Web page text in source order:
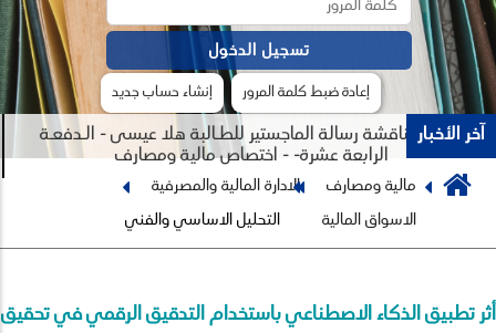
إنشاء حساب جديد إعادة ضبط كلمة المرور
آخر الأخبار
جلسة مناقشة رسالة الماجستير للطـالبة هلا عيسى - الـدفعـة
الرابعة عشرة- - اختصاص مالية ومصارف
Previous
Breadcrumb
مالية ومصارف
الادارة المالية والمصرفية
الاسواق المالية
التحليل الاساسي والفني
أثر تطبيق الذكاء الاصطناعي باستخدام التدقيق الرقمي في تحقيق